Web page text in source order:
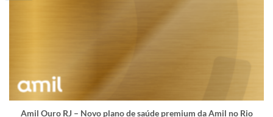
Amil Ouro RJ – Novo plano de saúde premium da Amil no Rio